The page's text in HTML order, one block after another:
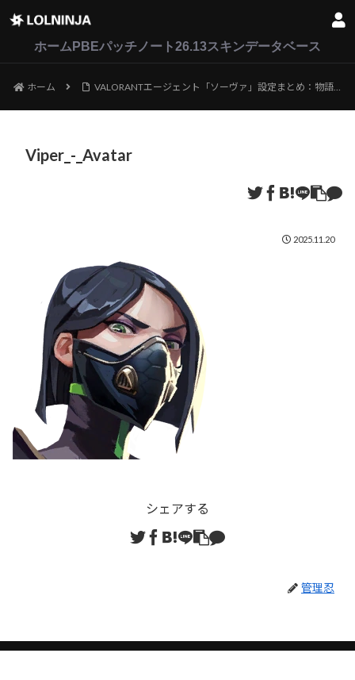
ホーム PBEパッチノート26.13スキンデータベース
ホーム VALORANTエージェント「ソーヴァ」設定まとめ：物語・人間関係・カード・ボイス
Viper_-_Avatar
2025.11.20
シェアする
管理忍